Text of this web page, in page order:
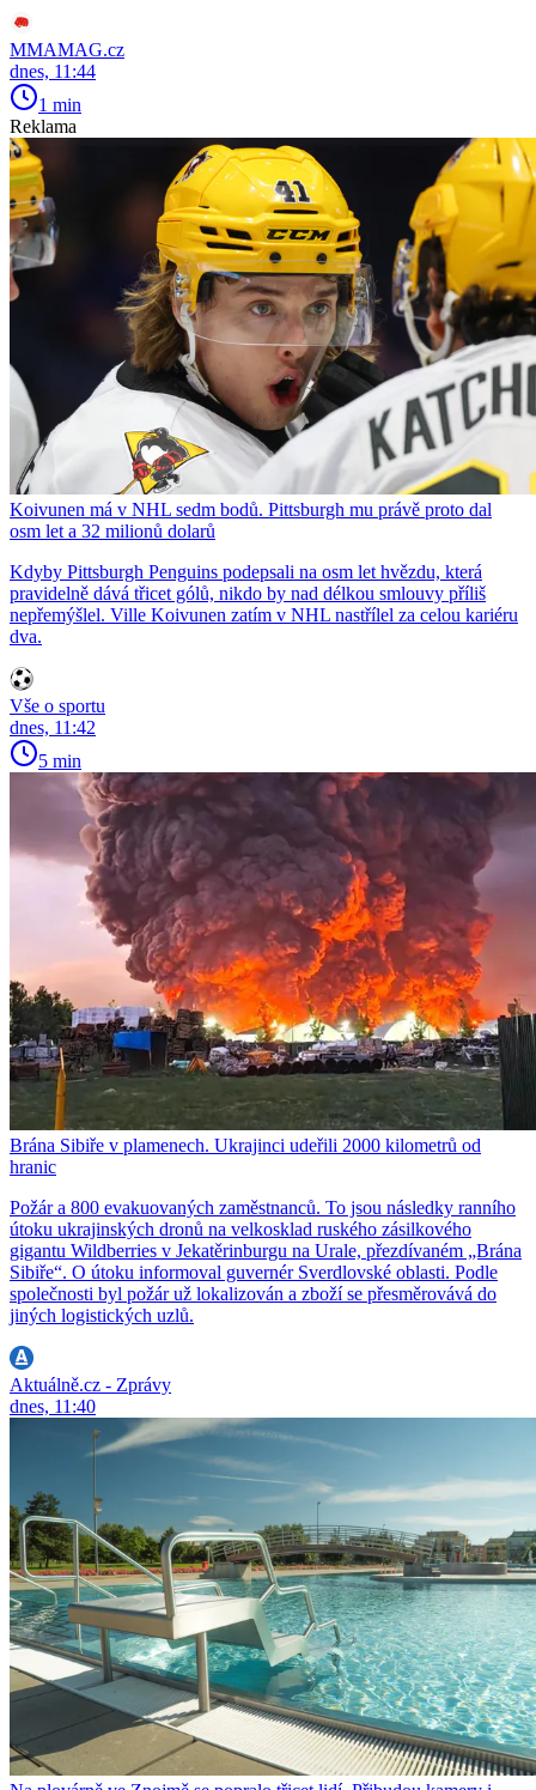
MMAMAG.cz
dnes, 11:44
1 min
Reklama
Koivunen má v NHL sedm bodů. Pittsburgh mu právě proto dal
osm let a 32 milionů dolarů
Kdyby Pittsburgh Penguins podepsali na osm let hvězdu, která
pravidelně dává třicet gólů, nikdo by nad délkou smlouvy příliš
nepřemýšlel. Ville Koivunen zatím v NHL nastřílel za celou kariéru
dva.
Vše o sportu
dnes, 11:42
5 min
Brána Sibiře v plamenech. Ukrajinci udeřili 2000 kilometrů od
hranic
Požár a 800 evakuovaných zaměstnanců. To jsou následky ranního
útoku ukrajinských dronů na velkosklad ruského zásilkového
gigantu Wildberries v Jekatěrinburgu na Urale, přezdívaném „Brána
Sibiře“. O útoku informoval guvernér Sverdlovské oblasti. Podle
společnosti byl požár už lokalizován a zboží se přesměrovává do
jiných logistických uzlů.
Aktuálně.cz - Zprávy
dnes, 11:40